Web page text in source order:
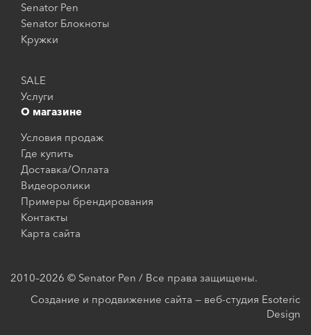
Senator Pen
Senator Блокноты
Кружки
SALE
Услуги
О магазине
Условия продаж
Где купить
Доставка/Оплата
Видеоролики
Примеры брендирования
Контакты
Карта сайта
2010–2026 © Senator Pen / Все права защищены.
Создание и продвижение сайта — веб-студия Esoteric
Design